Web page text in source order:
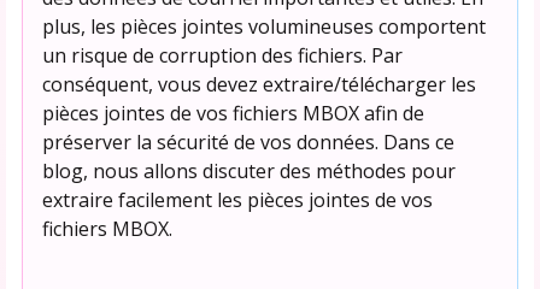
plus, les pièces jointes volumineuses comportent
un risque de corruption des fichiers. Par
conséquent, vous devez extraire/télécharger les
pièces jointes de vos fichiers MBOX afin de
préserver la sécurité de vos données. Dans ce
blog, nous allons discuter des méthodes pour
extraire facilement les pièces jointes de vos
fichiers MBOX.